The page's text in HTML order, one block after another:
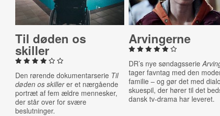
Til døden os
skiller
Den rørende dokumentarserie Til
døden os skillerer et nærgående
portræt af fem ældre mennesker,
der står over for svære
beslutninger.
Ar­vin­ger­ne
DR’s nye søndagsserie
tager favntag med den
familie – og gør det med
skuespil, der hører til det
dansk tv-drama har leveret.